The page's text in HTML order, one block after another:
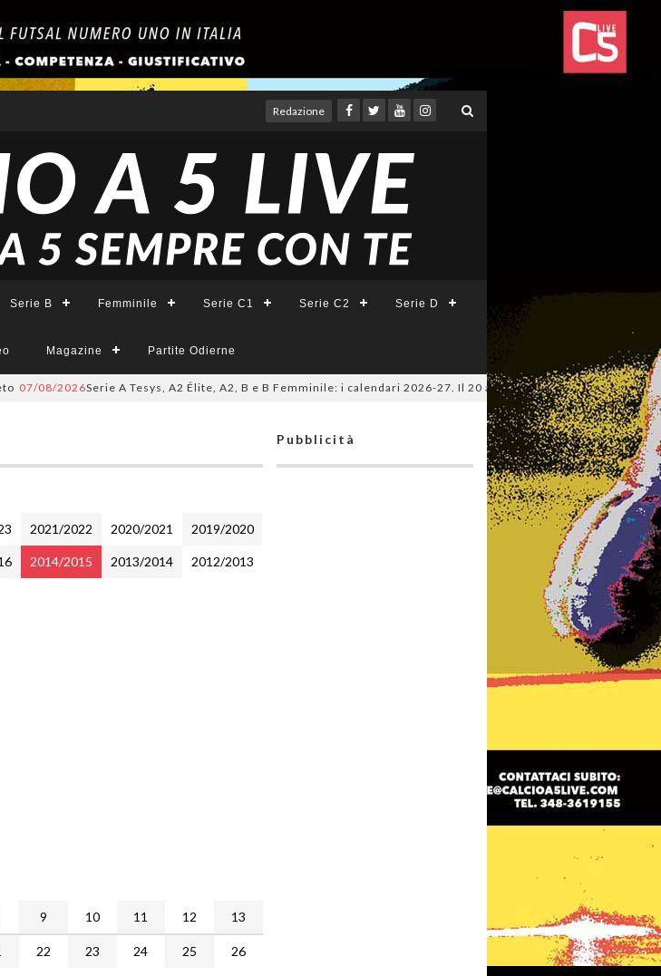
Redazione
Serie B Femminile Serie C1 Serie C2 Serie D
Magazine Partite Odierne
2026Serie A Tesys, A2 Élite, A2, B e B Femminile: i calendari 2026-27. Il 20 agosto la presentazione della Serie A
2021/2022 2020/2021 2019/2020
2014/2015 2013/2014 2012/2013
9 10 11 12 13
22 23 24 25
26
Pubblicità